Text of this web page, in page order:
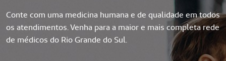
Conte com uma medicina humana e de qualidade em todos
os atendimentos. Venha para a maior e mais completa rede
de médicos do Rio Grande do Sul.